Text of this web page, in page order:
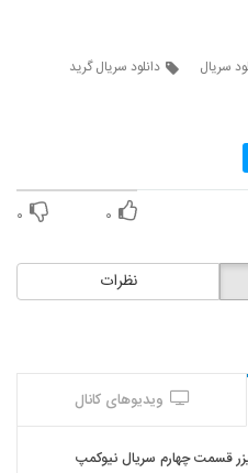
سریال دانلود سریال گرید
۰ ۰
نظرات
ویدیوهای کانال
قسمت چهارم سریال نیوکمپ